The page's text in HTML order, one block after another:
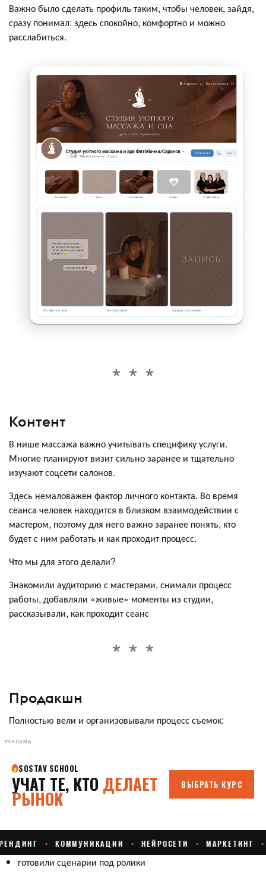
Важно было сделать профиль таким, чтобы человек, зайдя,
сразу понимал: здесь спокойно, комфортно и можно
расслабиться.
Контент
В нише массажа важно учитывать специфику услуги.
Многие планируют визит сильно заранее и тщательно
изучают соцсети салонов.
Здесь немаловажен фактор личного контакта. Во время
сеанса человек находится в близком взаимодействии с
мастером, поэтому для него важно заранее понять, кто
будет с ним работать и как проходит процесс.
Что мы для этого делали?
Знакомили аудиторию с мастерами, снимали процесс
работы, добавляли «живые» моменты из студии,
рассказывали, как проходит сеанс
Продакшн
Полностью вели и организовывали процесс съемок:
РЕКЛАМА
готовили сценарии под ролики